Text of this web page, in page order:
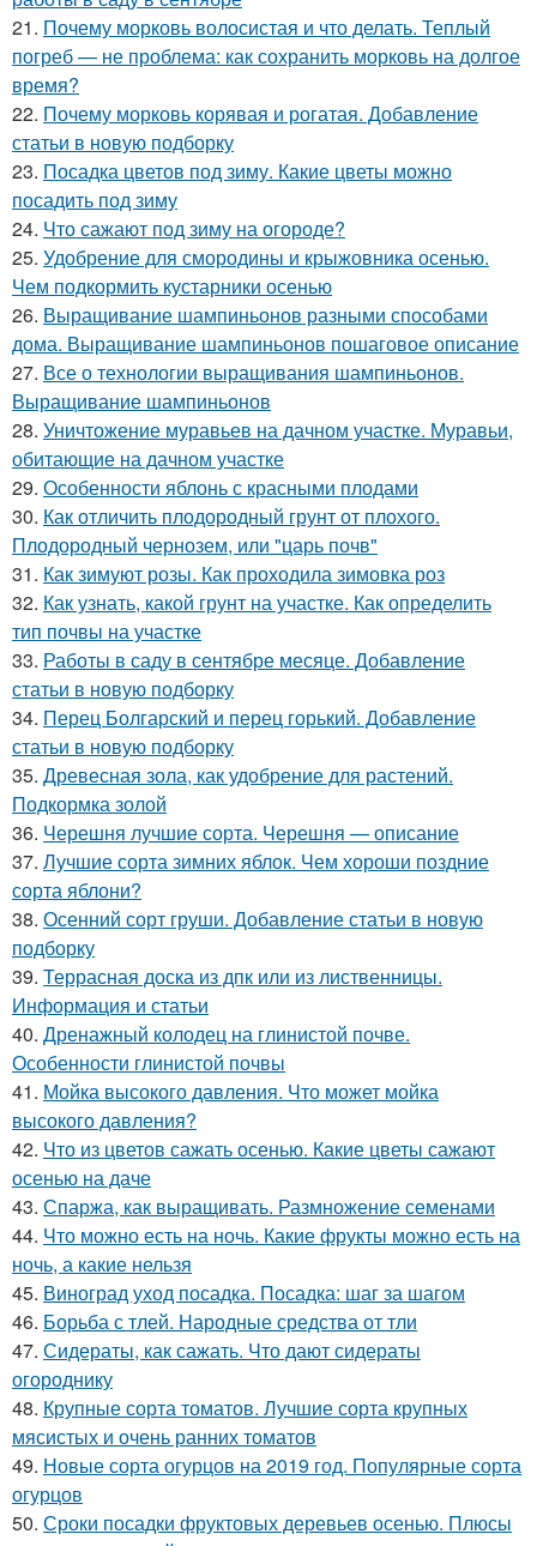
21. Почему морковь волосистая и что делать. Теплый
погреб — не проблема: как сохранить морковь на долгое
время?
22. Почему морковь корявая и рогатая. Добавление
статьи в новую подборку
23. Посадка цветов под зиму. Какие цветы можно
посадить под зиму
24. Что сажают под зиму на огороде?
25. Удобрение для смородины и крыжовника осенью.
Чем подкормить кустарники осенью
26. Выращивание шампиньонов разными способами
дома. Выращивание шампиньонов пошаговое описание
27. Все о технологии выращивания шампиньонов.
Выращивание шампиньонов
28. Уничтожение муравьев на дачном участке. Муравьи,
обитающие на дачном участке
29. Особенности яблонь с красными плодами
30. Как отличить плодородный грунт от плохого.
Плодородный чернозем, или "царь почв"
31. Как зимуют розы. Как проходила зимовка роз
32. Как узнать, какой грунт на участке. Как определить
тип почвы на участке
33. Работы в саду в сентябре месяце. Добавление
статьи в новую подборку
34. Перец Болгарский и перец горький. Добавление
статьи в новую подборку
35. Древесная зола, как удобрение для растений.
Подкормка золой
36. Черешня лучшие сорта. Черешня — описание
37. Лучшие сорта зимних яблок. Чем хороши поздние
сорта яблони?
38. Осенний сорт груши. Добавление статьи в новую
подборку
39. Террасная доска из дпк или из лиственницы.
Информация и статьи
40. Дренажный колодец на глинистой почве.
Особенности глинистой почвы
41. Мойка высокого давления. Что может мойка
высокого давления?
42. Что из цветов сажать осенью. Какие цветы сажают
осенью на даче
43. Спаржа, как выращивать. Размножение семенами
44. Что можно есть на ночь. Какие фрукты можно есть на
ночь, а какие нельзя
45. Виноград уход посадка. Посадка: шаг за шагом
46. Борьба с тлей. Народные средства от тли
47. Сидераты, как сажать. Что дают сидераты
огороднику
48. Крупные сорта томатов. Лучшие сорта крупных
мясистых и очень ранних томатов
49. Новые сорта огурцов на 2019 год. Популярные сорта
огурцов
50. Сроки посадки фруктовых деревьев осенью. Плюсы